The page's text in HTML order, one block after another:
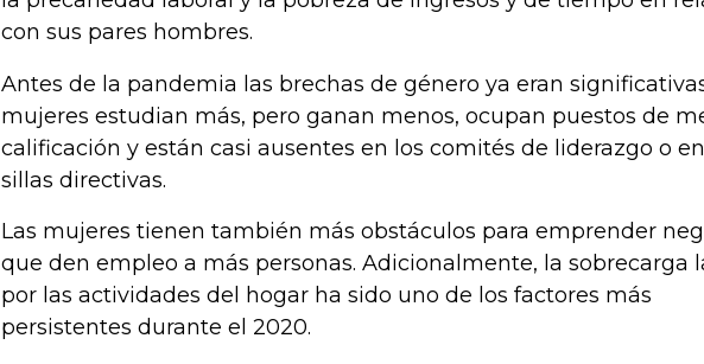
con sus pares hombres.
Antes de la pandemia las brechas de género ya eran
mujeres estudian más, pero ganan menos, ocupan puestos de
calificación y están casi ausentes en los comités de liderazgo o
sillas directivas.
Las mujeres tienen también más obstáculos para emprender
que den empleo a más personas. Adicionalmente, la sobrecarga
por las actividades del hogar ha sido uno de los factores más
persistentes durante el 2020.